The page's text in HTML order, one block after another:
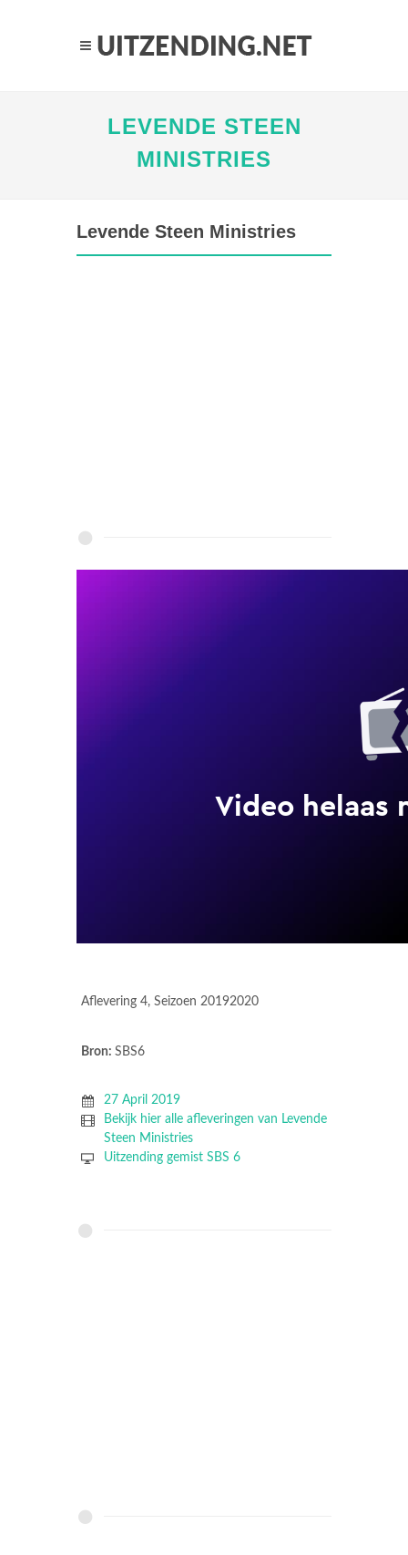
LEVENDE STEEN
MINISTRIES
Levende Steen Ministries
Aflevering 4, Seizoen 20192020
Bron: SBS6
27 April 2019
Bekijk hier alle afleveringen van Levende
Steen Ministries
Uitzending gemist SBS 6